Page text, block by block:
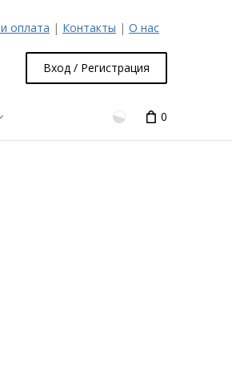
оплата | Контакты | О нас
Вход / Регистрация
0